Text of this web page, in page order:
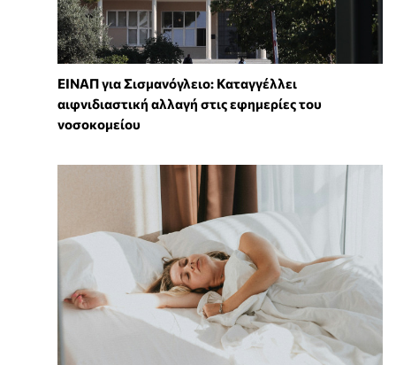
ΕΙΝΑΠ για Σισμανόγλειο: Καταγγέλλει
αιφνιδιαστική αλλαγή στις εφημερίες του
νοσοκομείου